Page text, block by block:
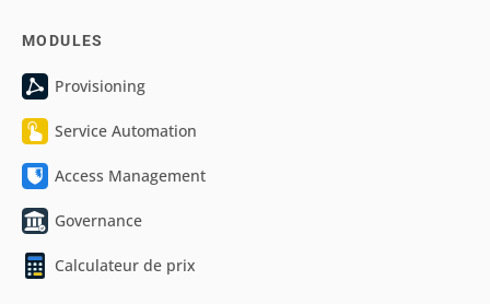
MODULES
Provisioning
Service Automation
Access Management
Governance
Calculateur de prix